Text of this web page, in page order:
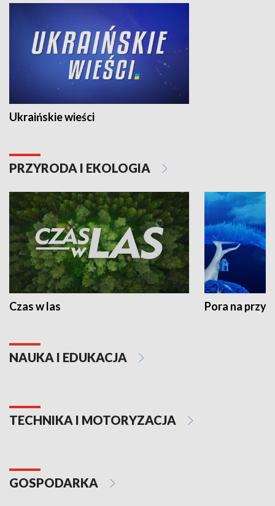
Ukraińskie wieści
PRZYRODA I EKOLOGIA
Czas w las Pora na
NAUKA I EDUKACJA
TECHNIKA I MOTORYZACJA
GOSPODARKA